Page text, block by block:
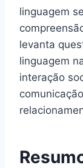
linguagem
levanta
linguagem
interação